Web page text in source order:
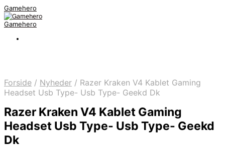
Gamehero
Gamehero
Forside / Nyheder / Razer Kraken V4 Kablet Gaming
Headset Usb Type- Usb Type- Geekd Dk
Razer Kraken V4 Kablet Gaming
Headset Usb Type- Usb Type- Geekd
Dk